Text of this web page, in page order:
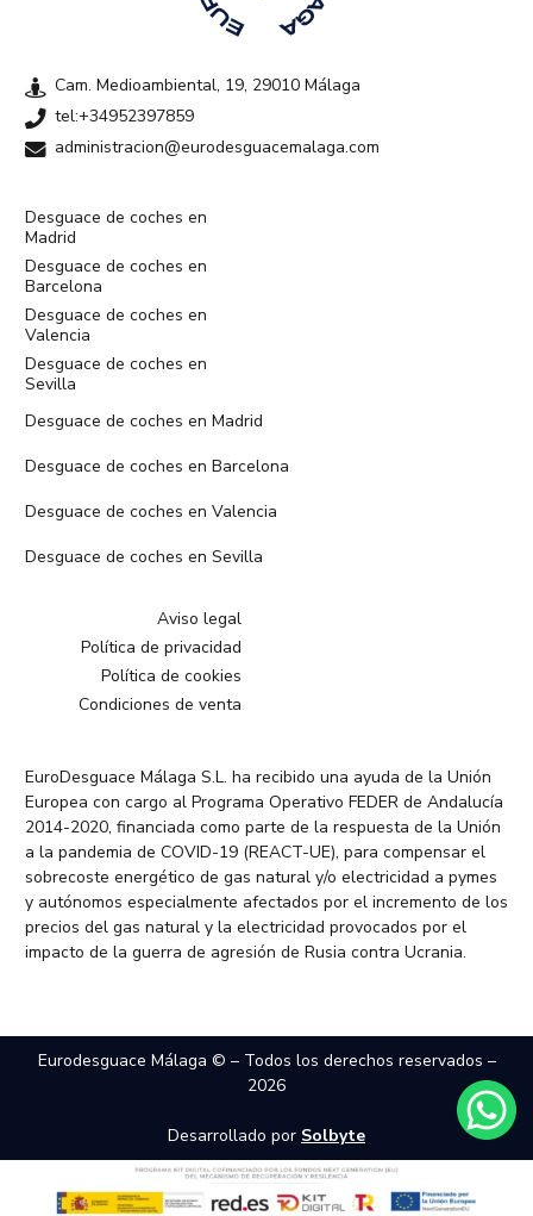
Cam. Medioambiental, 19, 29010 Málaga
tel:+34952397859
administracion@eurodesguacemalaga.com
Desguace de coches en
Madrid
Desguace de coches en
Barcelona
Desguace de coches en
Valencia
Desguace de coches en
Sevilla
Desguace de coches en Madrid
Desguace de coches en Barcelona
Desguace de coches en Valencia
Desguace de coches en Sevilla
Aviso legal
Política de privacidad
Política de cookies
Condiciones de venta
EuroDesguace Málaga S.L. ha recibido una ayuda de la Unión
Europea con cargo al Programa Operativo FEDER de Andalucía
2014-2020, financiada como parte de la respuesta de la Unión
a la pandemia de COVID-19 (REACT-UE), para compensar el
sobrecoste energético de gas natural y/o electricidad a pymes
y autónomos especialmente afectados por el incremento de los
precios del gas natural y la electricidad provocados por el
impacto de la guerra de agresión de Rusia contra Ucrania.
Eurodesguace Málaga © – Todos los derechos reservados –
2026
Desarrollado por Solbyte